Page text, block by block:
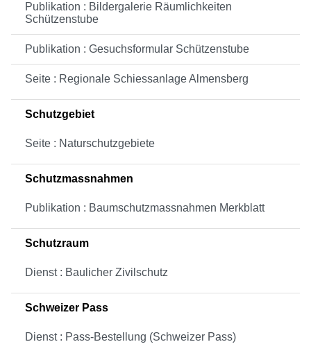
Publikation : Bildergalerie Räumlichkeiten
Schützenstube
Publikation : Gesuchsformular Schützenstube
Seite : Regionale Schiessanlage Almensberg
Schutzgebiet
Seite : Naturschutzgebiete
Schutzmassnahmen
Publikation : Baumschutzmassnahmen Merkblatt
Schutzraum
Dienst : Baulicher Zivilschutz
Schweizer Pass
Dienst : Pass-Bestellung (Schweizer Pass)